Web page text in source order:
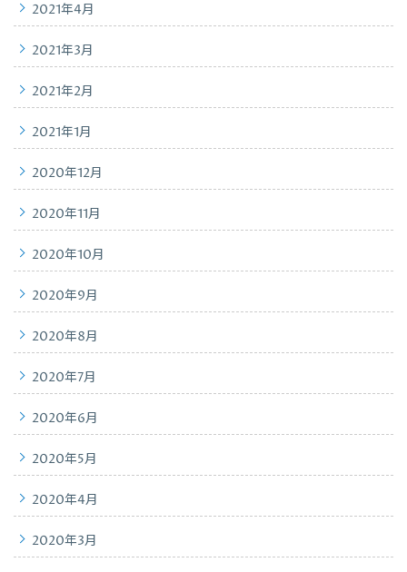
2021年4月
2021年3月
2021年2月
2021年1月
2020年12月
2020年11月
2020年10月
2020年9月
2020年8月
2020年7月
2020年6月
2020年5月
2020年4月
2020年3月